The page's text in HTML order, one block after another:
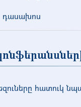
դասախոս
հատուկ